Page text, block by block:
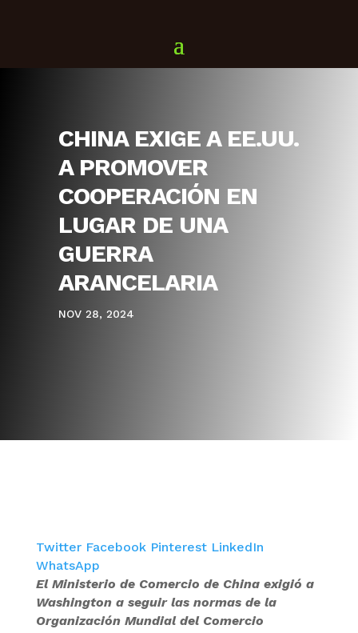
CHINA EXIGE A EE.UU.
A PROMOVER
COOPERACIÓN EN
LUGAR DE UNA
GUERRA
ARANCELARIA
NOV 28, 2024
Twitter Facebook Pinterest LinkedIn
WhatsApp
El Ministerio de Comercio de China exigió a
Washington a seguir las normas de la
Organización Mundial del Comercio